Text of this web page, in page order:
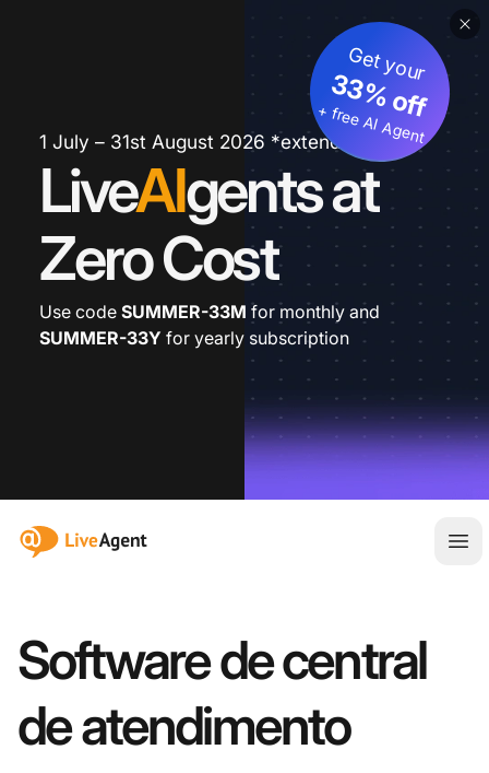
1 July – 31st August 2026 *extended
LiveAIgents at
Zero Cost
Get your
33% off
+ free AI Agent
Use code SUMMER-33M for monthly and
SUMMER-33Y for yearly subscription
:site.title
Software de central
de atendimento